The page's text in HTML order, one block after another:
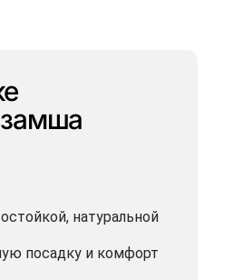
натуральной
посадку и комфорт